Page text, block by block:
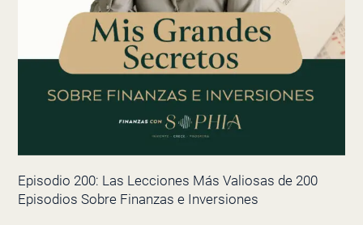
Episodio 200: Las Lecciones Más Valiosas de 200
Episodios Sobre Finanzas e Inversiones